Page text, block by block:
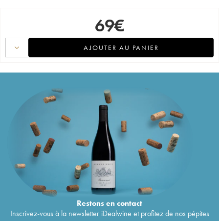
69€
AJOUTER AU PANIER
Restons encontact
Inscrivez-vous à la newsletter iDealwine et profitez de nos pépites